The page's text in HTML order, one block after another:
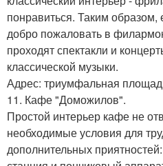
понравиться. Таким образом,
добро пожаловать в
проходят спектакли и
классической музыки.
Адрес: триумфальная
11. Кафе "Доможилов".
Простой интерьер кафе не
необходимые условия для
дополнительных